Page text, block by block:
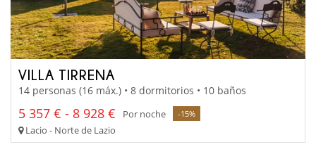
VILLA TIRRENA
14 personas (16 máx.) • 8 dormitorios • 10 baños
5 357 € - 8 928 € Por noche -15%
Lacio - Norte de Lazio